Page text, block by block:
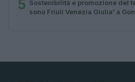
5 Sostenibilità e promozione del
sono Friuli Venezia Giulia’ a